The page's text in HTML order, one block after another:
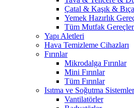
Çatal & Kaşık &
Yemek Hazırlık
Tüm Mutfak
Yapı Aletleri
Hava Temizleme Cihazları
Fırınlar
Mikrodalga Fırınlar
Mini Fırınlar
Tüm Fırınlar
Isıtma ve Soğutma
Vantilatörler